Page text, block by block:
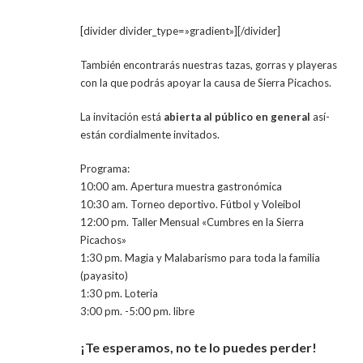
[divider divider_type=»gradient»][/divider]
También encontrarás nuestras tazas, gorras y playeras
con la que podrás apoyar la causa de Sierra Picachos.
La invitación está abierta al público en general así­
están cordialmente invitados.
Programa:
10:00 am. Apertura muestra gastronómica
10:30 am. Torneo deportivo. Fútbol y Voleibol
12:00 pm. Taller Mensual «Cumbres en la Sierra
Picachos»
1:30 pm. Magia y Malabarismo para toda la familia
(payasito)
1:30 pm. Loteria
3:00 pm. -5:00 pm. libre
¡Te esperamos, no te lo puedes perder!